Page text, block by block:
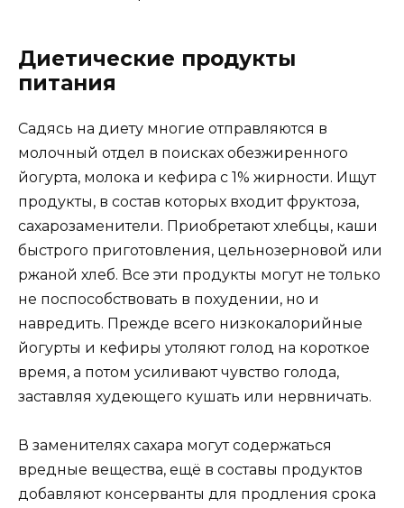
Диетические продукты
питания
Садясь на диету многие отправляются в
молочный отдел в поисках обезжиренного
йогурта, молока и кефира с 1% жирности. Ищут
продукты, в состав которых входит фруктоза,
сахарозаменители. Приобретают хлебцы, каши
быстрого приготовления, цельнозерновой или
ржаной хлеб. Все эти продукты могут не только
не поспособствовать в похудении, но и
навредить. Прежде всего низкокалорийные
йогурты и кефиры утоляют голод на короткое
время, а потом усиливают чувство голода,
заставляя худеющего кушать или нервничать.
В заменителях сахара могут содержаться
вредные вещества, ещё в составы продуктов
добавляют консерванты для продления срока